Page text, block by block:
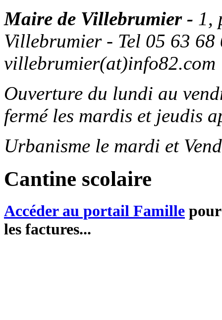
Maire de Villebrumier - 1,
Villebrumier - Tel 05 63
villebrumier(at)info82.com
Ouverture du lundi au
fermé les mardis et jeudis
Urbanisme le mardi et
Cantine scolaire
Accéder au portail Famille
les factures...